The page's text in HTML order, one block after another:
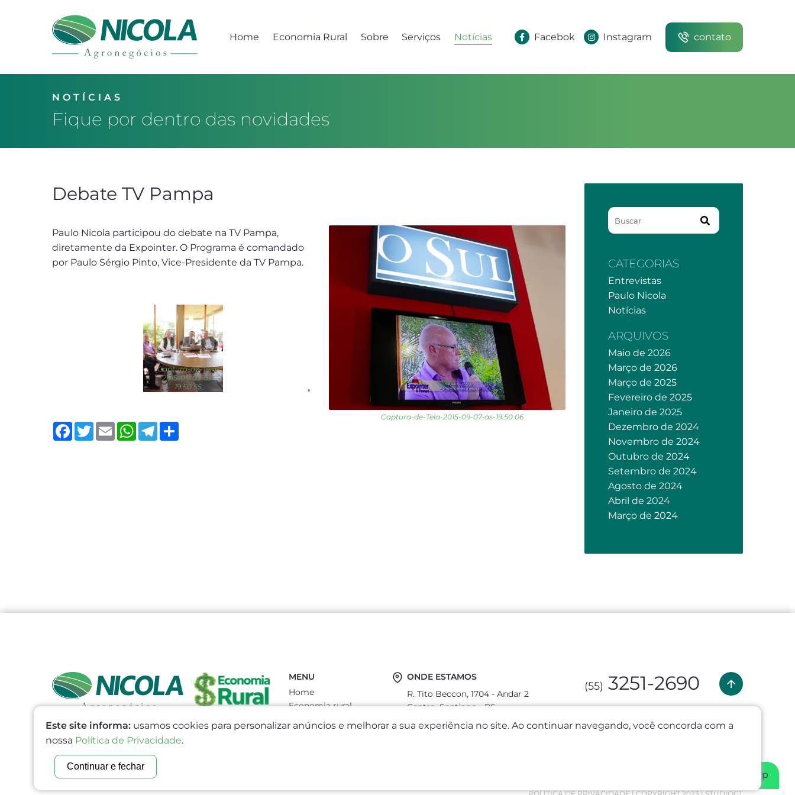
Home Economia Rural Sobre Serviços Notícias Facebok Instagram contato
WhatsApp
NOTÍCIAS
Fique por dentro das novidades
Debate TV Pampa
Captura-de-Tela-2015-09-07-às-19.50.06
Paulo Nicola participou do debate na TV Pampa,
diretamente da Expointer. O Programa é comandado
por Paulo Sérgio Pinto, Vice-Presidente da TV Pampa.
Captura-de-Tela-
2015-09-07-às-
19.50.55
FacebookTwitterEmail WhatsApp
Telegram
CATEGORIAS
Entrevistas
Paulo Nicola
Notícias
ARQUIVOS
Maio de 2026
Março de 2026
Março de 2025
Fevereiro de 2025
Janeiro de 2025
Dezembro de 2024
Novembro de 2024
Outubro de 2024
Setembro de 2024
Agosto de 2024
Abril de 2024
Março de 2024
MENU
Home
Economia rural
Sobre
ONDE ESTAMOS
R. Tito Beccon, 1704 - Andar 2
Centro, Santiago - RS
CEP: 97700-400
(55) 3251-2690
Este site informa: usamos cookies para personalizar anúncios e melhorar a sua experiência no site. Ao continuar navegando, você concorda com a
nossa Política de Privacidade.
Continuar e fechar